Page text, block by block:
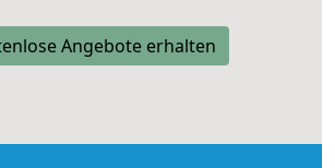
Angebote erhalten